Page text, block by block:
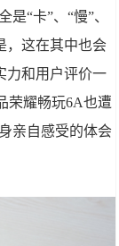
“卡”、“慢”、
，这在其中也会
力和用户评价一
荣耀畅玩6A也遭
亲自感受的体会